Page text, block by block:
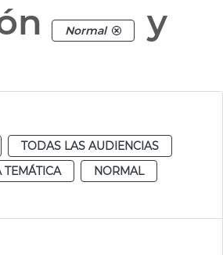
Normal
y
TODAS LAS AUDIENCIAS
TEMÁTICA
NORMAL